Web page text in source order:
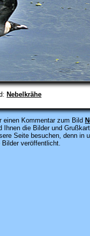
Nebelkrähe
einen Kommentar zum Bild
Ihnen die Bilder und
Seite besuchen, denn in
Bilder veröffentlicht.